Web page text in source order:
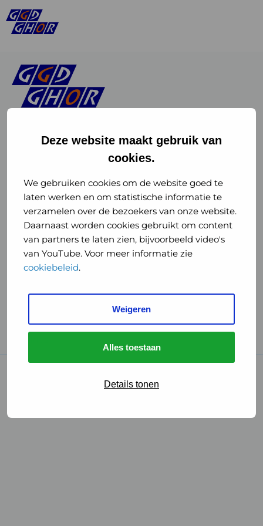
Deze website maakt gebruik van
cookies.
We gebruiken cookies om de website goed te
laten werken en om statistische informatie te
verzamelen over de bezoekers van onze website.
Daarnaast worden cookies gebruikt om content
van partners te laten zien, bijvoorbeeld video's
van YouTube. Voor meer informatie zie
cookiebeleid.
Weigeren
Alles toestaan
Details tonen
of
GGD
GHOR
Nederland
Instagram
of
GGD
GHOR
Nederland
GGD Reizen op social media
GGD Reizen
GGD Reisvaccinaties